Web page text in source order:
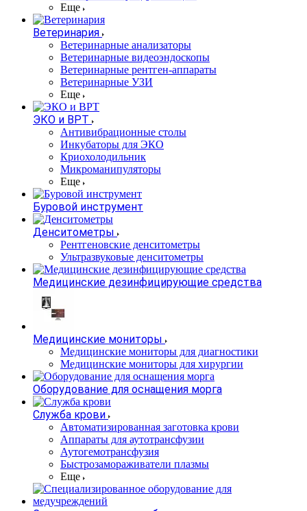
Еще
Ветеринария
Ветеринарные анализаторы
Ветеринарные видеоэндоскопы
Ветеринарные рентген-аппараты
Ветеринарные УЗИ
Еще
ЭКО и ВРТ
Антивибрационные столы
Инкубаторы для ЭКО
Криохолодильник
Микроманипуляторы
Еще
Буровой инструмент
Денситометры
Рентгеновские денситометры
Ультразвуковые денситометры
Медицинские дезинфицирующие средства
Медицинские мониторы
Медицинские мониторы для диагностики
Медицинские мониторы для хирургии
Оборудование для оснащения морга
Служба крови
Автоматизированная заготовка крови
Аппараты для аутотрансфузии
Аутогемотрансфузия
Быстрозамораживатели плазмы
Еще